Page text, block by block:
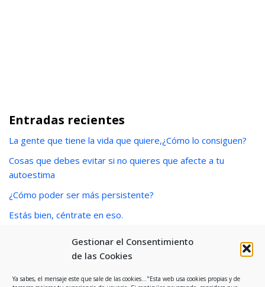
Gestionar el Consentimiento
de las Cookies
Ya sabes, el mensaje este que sale de las cookies..."Esta web usa cookies propias y de
Entradas recientes
La gente que tiene la vida que quiere,¿Cómo lo consiguen?
Cosas que debes evitar si no quieres que afecte a tu
autoestima
¿Cómo poder ser más persistente?
Estás bien, céntrate en eso.